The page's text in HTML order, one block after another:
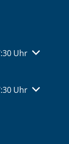
Schließzeiten
Uhr
Schließzeiten
Uhr